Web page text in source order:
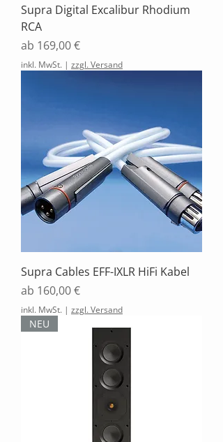
Supra Digital Excalibur Rhodium
RCA
ab 169,00 €
Sale-Preis
inkl. MwSt. | zzgl. Versand
Supra Cables EFF-IXLR HiFi Kabel
ab 160,00 €
Sale-Preis
inkl. MwSt. | zzgl. Versand
NEU